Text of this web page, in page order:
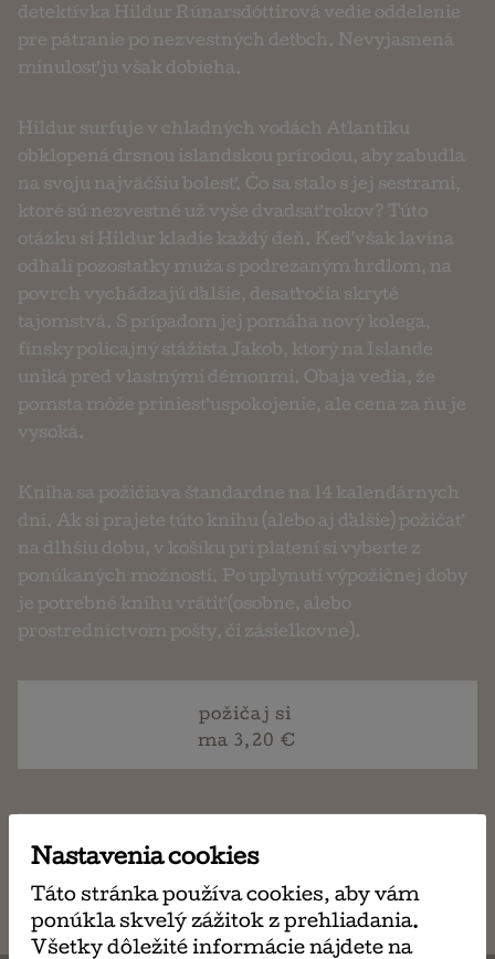
detektívka Hildur Rúnarsdóttirová vedie oddelenie
pre pátranie po nezvestných deťoch. Nevyjasnená
minulosť ju však dobieha.
Hildur surfuje v chladných vodách Atlantiku
obklopená drsnou islandskou prírodou, aby zabudla
na svoju najväčšiu bolesť. Čo sa stalo s jej sestrami,
ktoré sú nezvestné už vyše dvadsať rokov? Túto
otázku si Hildur kladie každý deň. Keď však lavína
odhalí pozostatky muža s podrezaným hrdlom, na
povrch vychádzajú ďalšie, desaťročia skryté
tajomstvá. S prípadom jej pomáha nový kolega,
fínsky policajný stážista Jakob, ktorý na Islande
uniká pred vlastnými démonmi. Obaja vedia, že
pomsta môže priniesť uspokojenie, ale cena za ňu je
vysoká.
Kniha sa požičiava štandardne na 14 kalendárnych
dní. Ak si prajete túto knihu (alebo aj ďalšie) požičať
na dlhšiu dobu, v košíku pri platení si vyberte z
ponúkaných možností. Po uplynutí výpožičnej doby
je potrebné knihu vrátiť (osobne, alebo
prostredníctvom pošty, či zásielkovne).
požičaj si
ma 3,20 €
napísať
Nastavenia cookies
Táto stránka používa cookies, aby vám
ponúkla skvelý zážitok z prehliadania.
Všetky dôležité informácie nájdete na